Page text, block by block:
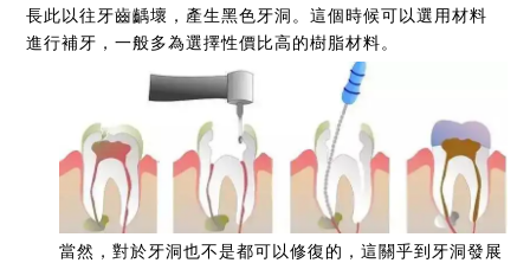
長此以往牙齒齲壞，產生黑色牙洞。這個時候可以選用材料
進行補牙，一般多為選擇性價比高的樹脂材料。
當然，對於牙洞也不是都可以修復的，這關乎到牙洞發展